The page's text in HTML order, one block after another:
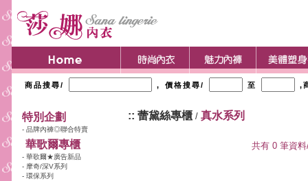
商品搜尋/ , 價格搜尋/ 至 ,
特別企劃
- 品牌內褲◎聯合特賣
華歌爾專櫃
- 華歌爾★廣告新品
- 摩奇/深V系列
- 環保系列
:: 蕾黛絲專櫃 / 真水系列
共有 0 筆資